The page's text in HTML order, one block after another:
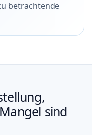
betrachtende
sind